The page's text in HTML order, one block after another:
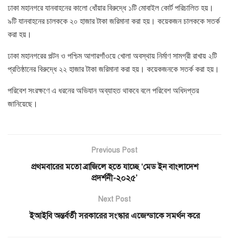
ঢাকা মহানগরে যানবাহনের কালো ধোঁয়ার বিরুদ্ধে ১টি মোবাইল কোর্ট পরিচালিত হয়।
৯টি যানবাহনের চালককে ২০ হাজার টাকা জরিমানা করা হয়। কয়েকজন চালককে সতর্ক
করা হয়।
ঢাকা মহানগরের পল্টন ও পশ্চিম আগারগাঁওয়ে খোলা অবস্থায় নির্মাণ সামগ্রী রাখায় ২টি
প্রতিষ্ঠানের বিরুদ্ধে ২২ হাজার টাকা জরিমানা করা হয়। কয়েকজনকে সতর্ক করা হয়।
পরিবেশ সংরক্ষণে এ ধরনের অভিযান অব্যাহত থাকবে বলে পরিবেশ অধিদপ্তর
জানিয়েছে।
Previous Post
প্রথমবারের মতো ব্রাজিলে হতে যাচ্ছে ‘মেড ইন বাংলাদেশ
প্রদর্শনী-২০২৫’
Next Post
ইআইবি অন্তর্বর্তী সরকারের সংস্কার এজেন্ডাকে সমর্থন করে